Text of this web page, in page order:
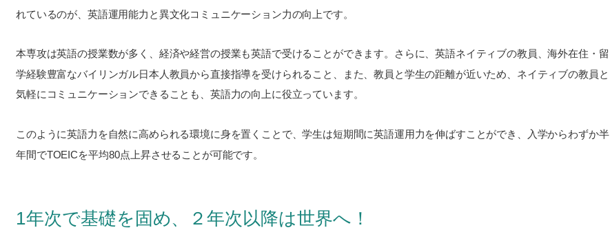
れているのが、英語運用能力と異文化コミュニケーション力の向上です。
本専攻は英語の授業数が多く、経済や経営の授業も英語で受けることができます。さらに、英語ネイティブの教員、海外在住・留
学経験豊富なバイリンガル日本人教員から直接指導を受けられること、また、教員と学生の距離が近いため、ネイティブの教員と
気軽にコミュニケーションできることも、英語力の向上に役立っています。
このように英語力を自然に高められる環境に身を置くことで、学生は短期間に英語運用力を伸ばすことができ、入学からわずか半
年間でTOEICを平均80点上昇させることが可能です。
1年次で基礎を固め、２年次以降は世界へ！